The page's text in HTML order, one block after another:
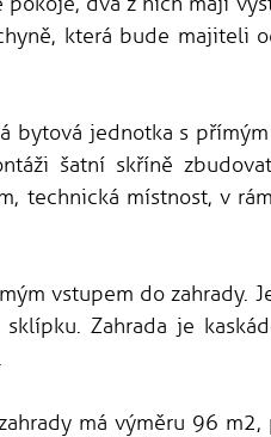
která bude majiteli
bytová jednotka s
šatní skříně
technická místnost, v
vstupem do zahrady.
Zahrada je
má výměru 96